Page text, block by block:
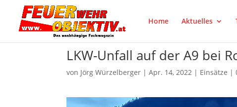
Home Aktuelles
LKW-Unfall auf der A9 bei
von Jörg Würzelberger |Apr. 14, 2022 | Einsätze |